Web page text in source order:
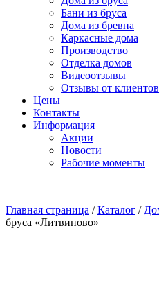
Бани из бруса
Дома из бревна
Каркасные дома
Производство
Отделка домов
Видеоотзывы
Отзывы от клиентов
Цены
Контакты
Информация
Акции
Новости
Рабочие моменты
Главная страница /Каталог /
бруса «Литвиново»